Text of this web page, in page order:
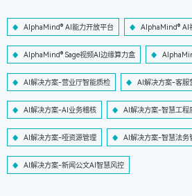
AlphaMind® AI能力开放平台 AlphaMind® AI
AlphaMind® Sage视频AI边缘算力盒
AI解决方案-营业厅智能质检 AI解决方案-客服
AI解决方案-AI业务稽核 AI解决方案-智慧工程
AI解决方案-哑资源管理 AI解决方案-智慧法务
AI解决方案-新闻公文AI智慧风控